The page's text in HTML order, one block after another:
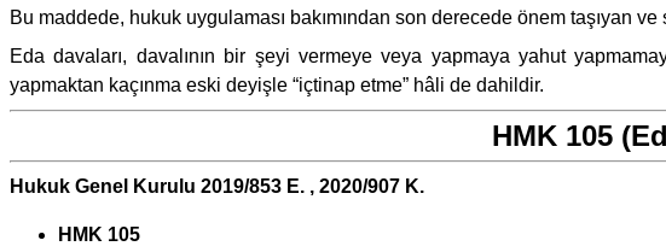
Bu maddede, hukuk uygulaması bakımından son derecede önem taşıyan
Eda davaları, davalının bir şeyi vermeye veya yapmaya yahut
yapmaktan kaçınma eski deyişle “içtinap etme” hâli de dahildir.
HMK 105
Hukuk Genel Kurulu 2019/853 E. , 2020/907 K.
HMK 105